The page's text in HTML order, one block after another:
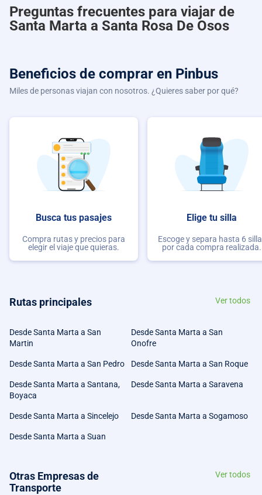
Preguntas frecuentes para viajar de
Santa Marta a Santa Rosa De Osos
Beneficios de comprar en Pinbus
Miles de personas viajan con nosotros. ¿Quieres saber por qué?
Busca tus pasajes
Compra rutas y precios para
elegir el viaje que quieras.
Elige tu silla
Escoge y separa hasta 6
por cada compra realizada.
Rutas principales Ver todos
Desde Santa Marta a San
Martin
Desde Santa Marta a San
Onofre
Desde Santa Marta a San Pedro Desde Santa Marta a San Roque
Desde Santa Marta a Santana,
Boyaca
Desde Santa Marta a Saravena
Desde Santa Marta a Sincelejo Desde Santa Marta a Sogamoso
Desde Santa Marta a Suan
Otras Empresas de
Transporte
Ver todos